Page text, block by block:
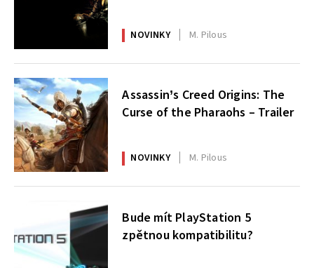
NOVINKY M. Pilous
Assassin’s Creed Origins: The
Curse of the Pharaohs – Trailer
NOVINKY M. Pilous
Bude mít PlayStation 5
zpětnou kompatibilitu?